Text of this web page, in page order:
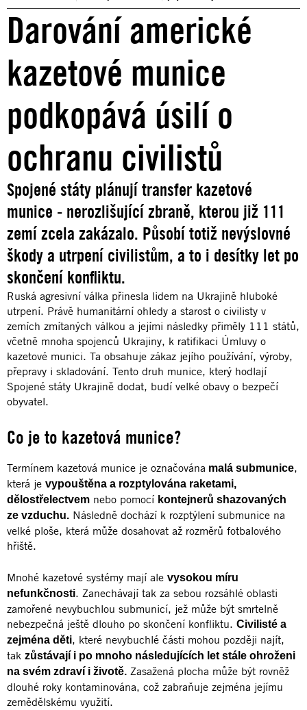
Darování americké
kazetové munice
podkopává úsilí o
ochranu civilistů
Spojené státy plánují transfer kazetové
munice - nerozlišující zbraně, kterou již 111
zemí zcela zakázalo. Působí totiž nevýslovné
škody a utrpení civilistům, a to i desítky let po
skončení konfliktu.
Ruská agresivní válka přinesla lidem na Ukrajině hluboké
utrpení. Právě humanitární ohledy a starost o civilisty v
zemích zmítaných válkou a jejími následky přiměly 111 států,
včetně mnoha spojenců Ukrajiny, k ratifikaci Úmluvy o
kazetové munici. Ta obsahuje zákaz jejího používání, výroby,
přepravy i skladování. Tento druh munice, který hodlají
Spojené státy Ukrajině dodat, budí velké obavy o bezpečí
obyvatel.
Co je to kazetová munice?
Termínem kazetová munice je označována malá submunice,
která je vypouštěna a rozptylována raketami,
dělostřelectvem nebo pomocí kontejnerů shazovaných
ze vzduchu. Následně dochází k rozptýlení submunice na
velké ploše, která může dosahovat až rozměrů fotbalového
hřiště.
Mnohé kazetové systémy mají ale vysokou míru
nefunkčnosti. Zanechávají tak za sebou rozsáhlé oblasti
zamořené nevybuchlou submunicí, jež může být smrtelně
nebezpečná ještě dlouho po skončení konfliktu. Civilisté a
zejména děti, které nevybuchlé části mohou později najít,
tak zůstávají i po mnoho následujících let stále ohroženi
na svém zdraví i životě. Zasažená plocha může být rovněž
dlouhé roky kontaminována, což zabraňuje zejména jejímu
zemědělskému využití.